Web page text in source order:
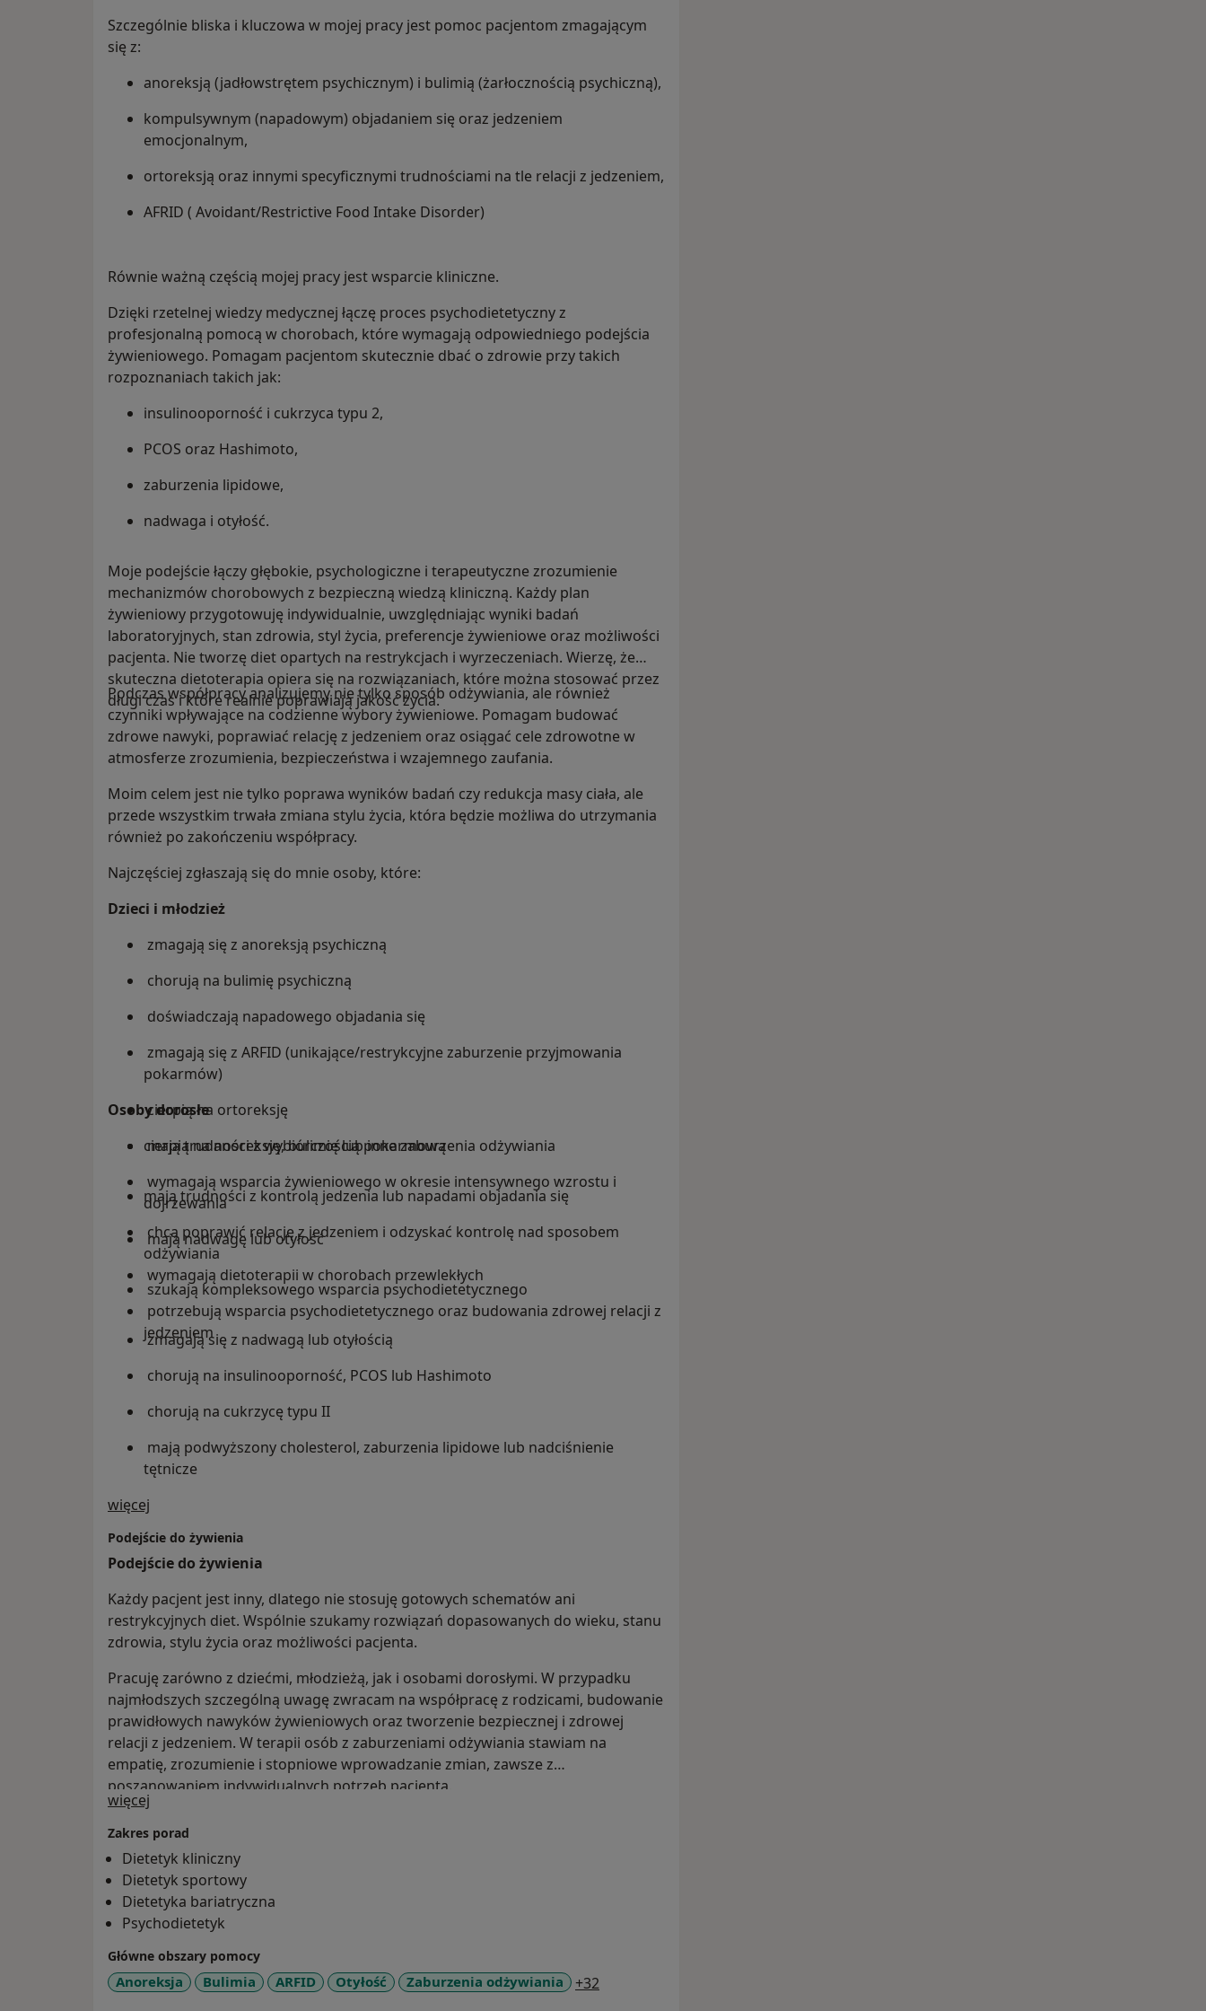
Szczególnie bliska i kluczowa w mojej pracy jest pomoc pacjentom zmagającym
się z:
anoreksją (jadłowstrętem psychicznym) i bulimią (żarłocznością psychiczną),
kompulsywnym (napadowym) objadaniem się oraz jedzeniem
emocjonalnym,
ortoreksją oraz innymi specyficznymi trudnościami na tle relacji z jedzeniem,
AFRID ( Avoidant/Restrictive Food Intake Disorder)
Równie ważną częścią mojej pracy jest wsparcie kliniczne.
Dzięki rzetelnej wiedzy medycznej łączę proces psychodietetyczny z
profesjonalną pomocą w chorobach, które wymagają odpowiedniego podejścia
żywieniowego. Pomagam pacjentom skutecznie dbać o zdrowie przy takich
rozpoznaniach takich jak:
insulinooporność i cukrzyca typu 2,
PCOS oraz Hashimoto,
zaburzenia lipidowe,
nadwaga i otyłość.
Moje podejście łączy głębokie, psychologiczne i terapeutyczne zrozumienie
mechanizmów chorobowych z bezpieczną wiedzą kliniczną. Każdy plan
żywieniowy przygotowuję indywidualnie, uwzględniając wyniki badań
laboratoryjnych, stan zdrowia, styl życia, preferencje żywieniowe oraz możliwości
pacjenta. Nie tworzę diet opartych na restrykcjach i wyrzeczeniach. Wierzę, że
skuteczna dietoterapia opiera się na rozwiązaniach, które można stosować przez
długi czas i które realnie poprawiają jakość życia.
Podczas współpracy analizujemy nie tylko sposób odżywiania, ale również
czynniki wpływające na codzienne wybory żywieniowe. Pomagam budować
zdrowe nawyki, poprawiać relację z jedzeniem oraz osiągać cele zdrowotne w
atmosferze zrozumienia, bezpieczeństwa i wzajemnego zaufania.
Moim celem jest nie tylko poprawa wyników badań czy redukcja masy ciała, ale
przede wszystkim trwała zmiana stylu życia, która będzie możliwa do utrzymania
również po zakończeniu współpracy.
Najczęściej zgłaszają się do mnie osoby, które:
Dzieci i młodzież
zmagają się z anoreksją psychiczną
chorują na bulimię psychiczną
doświadczają napadowego objadania się
zmagają się z ARFID (unikające/restrykcyjne zaburzenie przyjmowania
pokarmów)
cierpią na ortoreksję
mają trudności z wybiórczością pokarmową
wymagają wsparcia żywieniowego w okresie intensywnego wzrostu i
dojrzewania
mają nadwagę lub otyłość
wymagają dietoterapii w chorobach przewlekłych
potrzebują wsparcia psychodietetycznego oraz budowania zdrowej relacji z
jedzeniem
Osoby dorosłe
cierpią na anoreksję, bulimię lub inne zaburzenia odżywiania
mają trudności z kontrolą jedzenia lub napadami objadania się
chcą poprawić relację z jedzeniem i odzyskać kontrolę nad sposobem
odżywiania
szukają kompleksowego wsparcia psychodietetycznego
zmagają się z nadwagą lub otyłością
chorują na insulinooporność, PCOS lub Hashimoto
chorują na cukrzycę typu II
mają podwyższony cholesterol, zaburzenia lipidowe lub nadciśnienie
tętnicze
chcą poprawić wyniki badań laboratoryjnych
chcą zmienić swoje nawyki żywieniowe
zmagają się z efektem jo-jo
więcej
Podejście do żywienia
Podejście do żywienia
Każdy pacjent jest inny, dlatego nie stosuję gotowych schematów ani
restrykcyjnych diet. Wspólnie szukamy rozwiązań dopasowanych do wieku, stanu
zdrowia, stylu życia oraz możliwości pacjenta.
Pracuję zarówno z dziećmi, młodzieżą, jak i osobami dorosłymi. W przypadku
najmłodszych szczególną uwagę zwracam na współpracę z rodzicami, budowanie
prawidłowych nawyków żywieniowych oraz tworzenie bezpiecznej i zdrowej
relacji z jedzeniem. W terapii osób z zaburzeniami odżywiania stawiam na
empatię, zrozumienie i stopniowe wprowadzanie zmian, zawsze z
poszanowaniem indywidualnych potrzeb pacjenta.
więcej
Zakres porad
Dietetyk kliniczny
Dietetyk sportowy
Dietetyka bariatryczna
Psychodietetyk
Główne obszary pomocy
Anoreksja Bulimia ARFID Otyłość Zaburzenia odżywiania +32